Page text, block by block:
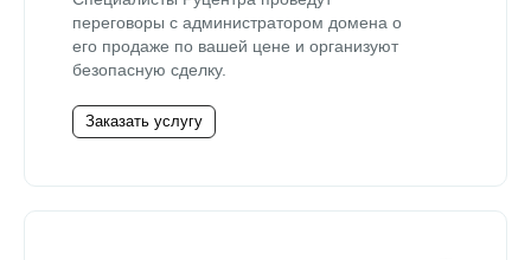
переговоры с администратором домена о
его продаже по вашей цене и организуют
безопасную сделку.
Заказать услугу